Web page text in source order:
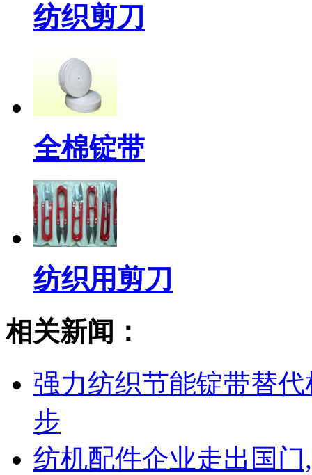
纺织剪刀
全棉锭带
纺织用剪刀
相关新闻：
强力纺织节能锭带替
步
纺机配件企业走出国